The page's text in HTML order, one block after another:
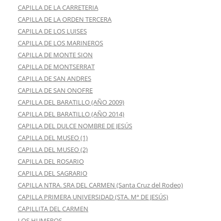
CAPILLA DE LA CARRETERIA
CAPILLA DE LA ORDEN TERCERA
CAPILLA DE LOS LUISES
CAPILLA DE LOS MARINEROS
CAPILLA DE MONTE SION
CAPILLA DE MONTSERRAT
CAPILLA DE SAN ANDRES
CAPILLA DE SAN ONOFRE
CAPILLA DEL BARATILLO (AÑO 2009)
CAPILLA DEL BARATILLO (AÑO 2014)
CAPILLA DEL DULCE NOMBRE DE JESÚS
CAPILLA DEL MUSEO (1)
CAPILLA DEL MUSEO (2)
CAPILLA DEL ROSARIO
CAPILLA DEL SAGRARIO
CAPILLA NTRA. SRA DEL CARMEN (Santa Cruz del Rodeo)
CAPILLA PRIMERA UNIVERSIDAD (STA. Mª DE JESÚS)
CAPILLITA DEL CARMEN